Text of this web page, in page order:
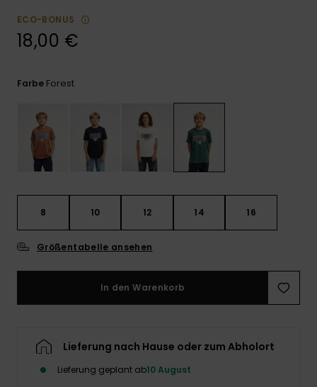
ECO-BONUS
18,00 €
Farbe Forest
8 10 12 14 16
Größentabelle ansehen
In den Warenkorb
Lieferung nach Hause oder zum Abholort
Lieferung geplant ab10 August